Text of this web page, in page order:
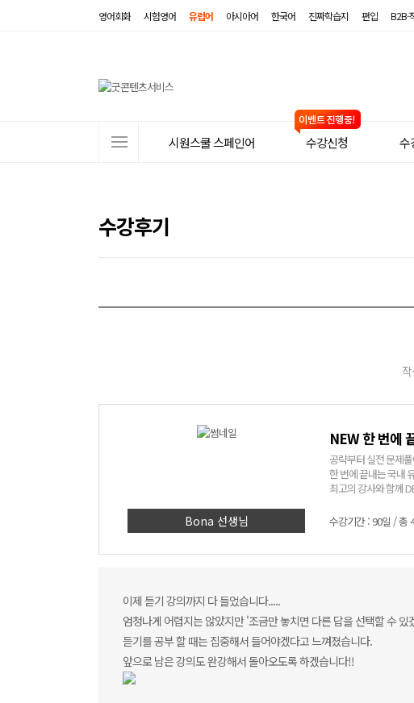
영어회화 시험영어 유럽어 아시아어 한국어 진짜학습지 편입 B2B·
뉴
시원스쿨 스페인어 수강신청 수
수강후기
Bona 선생님
NEW 한 번에
공략부터 실전 문제
한 번에 끝내는 국내
최고의 강사와 함께
수강기간 : 90일 / 총
이제 듣기 강의까지 다 들었습니다.....
엄청나게 어렵지는 않았지만 '조금만 놓치면 다른 답을 선택할 수
듣기를 공부 할 때는 집중해서 들어야겠다고 느껴졌습니다.
앞으로 남은 강의도 완강해서 돌아오도록 하겠습니다!!